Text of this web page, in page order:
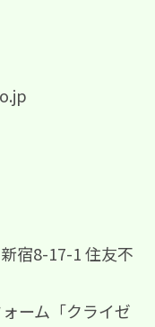
8-17-1 住友不
ーム「クライゼ